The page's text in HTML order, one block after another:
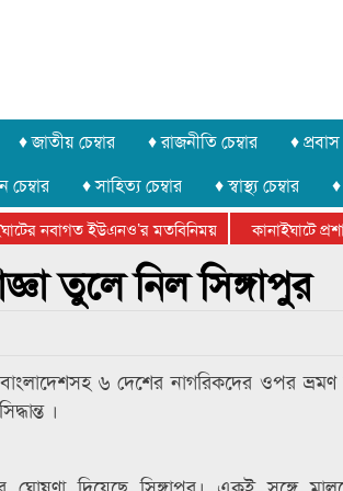
♦ জাতীয় চেম্বার ♦ রাজনীতি চেম্বার ♦ প্রবাস
চেম্বার ♦ সাহিত্য চেম্বার ♦ স্বাস্থ্য চেম্বার
নবাগত ইউএনও’র মতবিনিময় কানাইঘাটে
অভিনয় কর্মশালা সম্পন্ন
তুলে নিল সিঙ্গাপুর
বাংলাদেশসহ ৬ দেশের নাগরিকদের ওপর ভ্রমণ
।